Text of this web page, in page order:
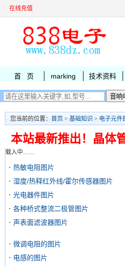
在线充值
首 页 marking 技术资料
您当前的位置： 首页 > 基础知识 > 电子元件
本站最新推出！晶体
载入中……
热敏电阻图片
湿度/热释红外线/霍尔传感器图片
光电器件图片
各种桥式整流二极管图片
声表面滤波器图片
微调电阻的图片
电感的图片